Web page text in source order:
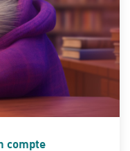
compte